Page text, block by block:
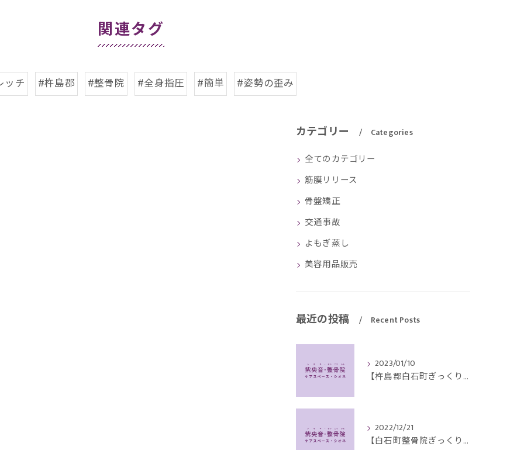
関連タグ
ッチ #杵島郡 #整骨院 #全身指圧 #簡単 #姿勢の歪み
カテゴリー Categories
全てのカテゴリー
筋膜リリース
骨盤矯正
交通事故
よもぎ蒸し
美容用品販売
最近の投稿 Recent Posts
2023/01/10
【杵島郡白石町ぎっくり腰】４０代男性で床に落ちたペンを取ろうとして腰を痛め来院されました。
2022/12/21
【白石町整骨院ぎっくり腰】70代男性、朝、肥料袋を抱えた時に痛めて来院されました。